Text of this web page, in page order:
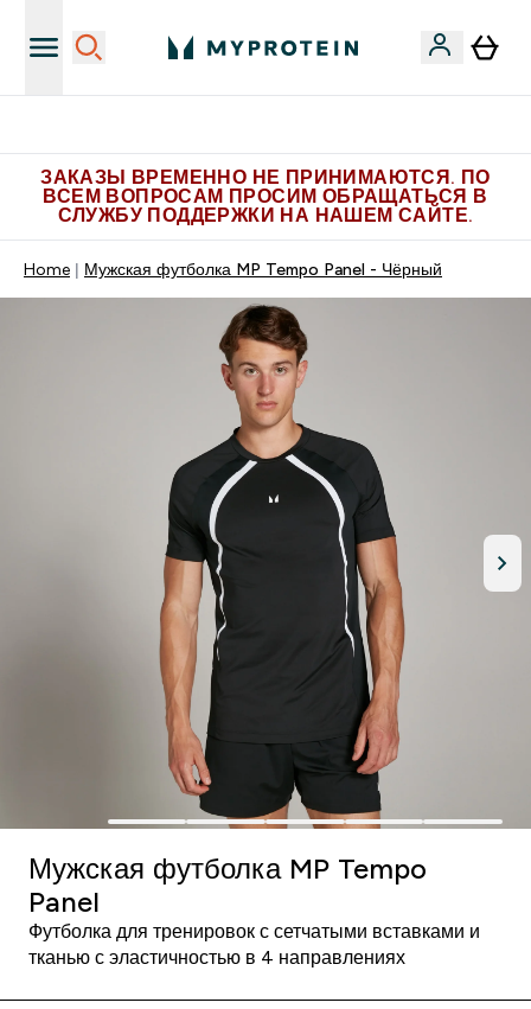
ЗАКАЗЫ ВРЕМЕННО НЕ ПРИНИМАЮТСЯ. ПО
ВСЕМ ВОПРОСАМ ПРОСИМ ОБРАЩАТЬСЯ В
СЛУЖБУ ПОДДЕРЖКИ НА НАШЕМ САЙТЕ.
Home Мужская футболка MP Tempo Panel - Чёрный
Мужская футболка MP Tempo
Panel
Футболка для тренировок с сетчатыми вставками и
тканью с эластичностью в 4 направлениях